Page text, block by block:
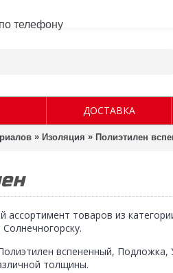
телефону
ДОСТАВКА
» Изоляция » Полиэтилен
товаров из
вспененный, Подложка,
толщины.